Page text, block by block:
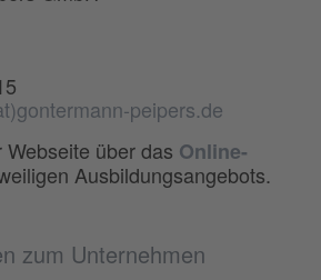
peipers.de
über das Online-
Ausbildungsangebots.
zum Unternehmen